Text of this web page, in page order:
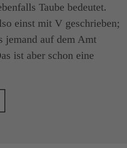
Taube bedeutet.
einst mit V geschrieben;
jemand auf dem Amt
ist aber schon eine